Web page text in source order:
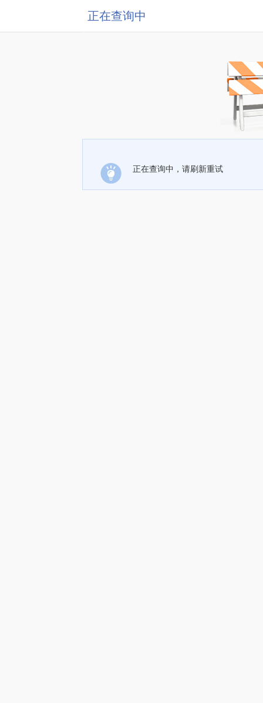
正在查询中
正在查询中，请刷新重试